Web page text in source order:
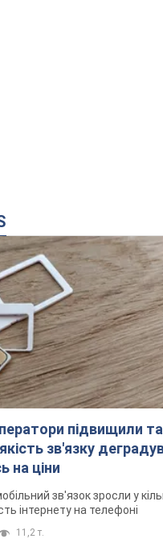
підвищили
зв'язку
на ціни
зв'язок зросли у
інтернету на телефоні
11,2 т.
Ялті прогриміли
дим. Фото і відео
опинилося під атакою
на Миколаївщині